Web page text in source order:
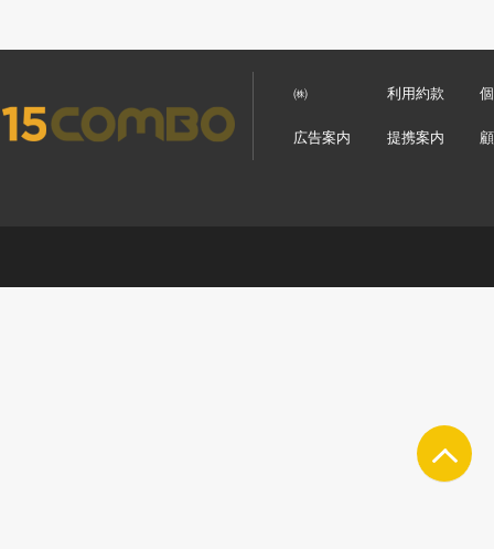
㈱ 利用約款
広告案内 提携案内